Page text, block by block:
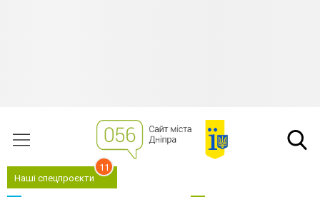
Наші спецпроєкти
11